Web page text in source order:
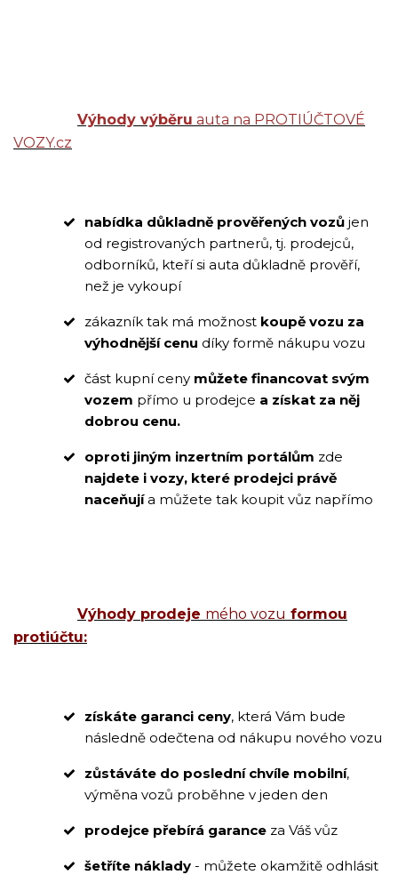
Výhody výběru auta na PROTIÚČTOVÉ
VOZY.cz
nabídka důkladně prověřených vozů jen
od registrovaných partnerů, tj. prodejců,
odborníků, kteří si auta důkladně prověří,
než je vykoupí
zákazník tak má možnost koupě vozu za
výhodnější cenu díky formě nákupu vozu
část kupní ceny můžete financovat svým
vozem přímo u prodejce a získat za něj
dobrou cenu.
oproti jiným inzertním portálům zde
najdete i vozy, které prodejci právě
naceňujía můžete tak koupit vůz napřímo
Výhody prodeje mého vozu formou
protiúčtu:
získáte garanci ceny, která Vám bude
následně odečtena od nákupu nového vozu
zůstáváte do poslední chvíle mobilní,
výměna vozů proběhne v jeden den
prodejce přebírá garance za Váš vůz
šetříte náklady - můžete okamžitě odhlásit